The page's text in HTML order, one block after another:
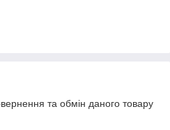
та обмін даного товару